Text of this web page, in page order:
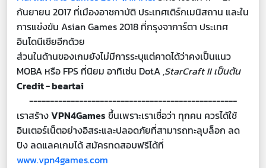
กันยายน 2017 ที่เมืองอาชกาบัติ ประเทศเติร์กเมนิสถาน และใน
การแข่งขัน Asian Games 2018 ที่กรุงจาการ์ตา ประเทศ
อินโดนีเซียอีกด้วย
ส่วนในด้านของเกมยังไม่มีการระบุแต่คาดได้ว่าคงเป็นแนว
MOBA หรือ FPS ที่นิยม อาทิเช่น DotA,StarCraft II เป็นต้น
Credit - beartai
--------------------------------------------------
เราสร้างVPN4Gamesขึ้นเพราะเราเชื่อว่า ทุกคน ควรได้ใช้
อินเตอร์เน็ตอย่างอิสระและปลอดภัยที่สามารถทะลุบล็อก ลด
ปิง ลดแลคเกมได้ สมัครทดสอบฟรีได้ที่
www.vpn4games.com